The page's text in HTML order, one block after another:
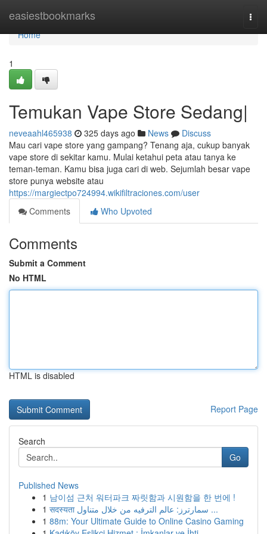
easiestbookmarks
Home
Home
1
Temukan Vape Store Sedang|
neveaahl465938 325 days ago News
Discuss
Mau cari vape store yang gampang? Tenang aja, cukup banyak
vape store di sekitar kamu. Mulai ketahui peta atau tanya ke
teman-teman. Kamu bisa juga cari di web. Sejumlah besar vape
store punya website atau
https://margiectpo724994.wikifiltraciones.com/user
Comments
Who Upvoted
Comments
Submit a Comment
No HTML
HTML is disabled
Report Page
Search
Go
Published News
1 남이섬 근처 워터파크 짜릿함과 시원함을 한 번에 !
1
सदस्यता سمارترز: عالم الترفيه من خلال متناول ...
1 88m: Your Ultimate Guide to Online Casino Gaming